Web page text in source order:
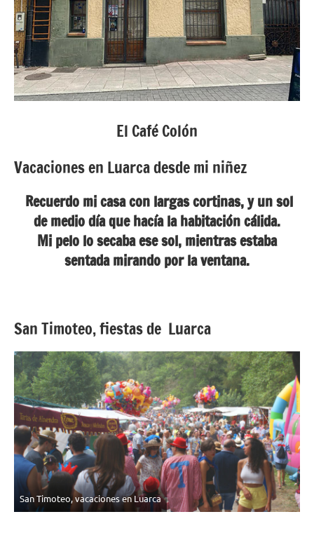
El Café Colón
Vacaciones en Luarca desde mi niñez
Recuerdo mi casa con largas cortinas, y un sol
de medio día que hacía la habitación cálida.
Mi pelo lo secaba ese sol, mientras estaba
sentada mirando por la ventana.
San Timoteo, fiestas de Luarca
San Timoteo, vacaciones en Luarca